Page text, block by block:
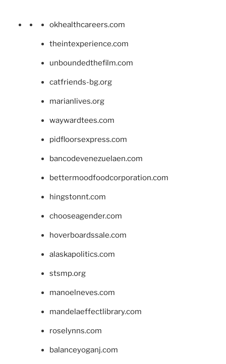
okhealthcareers.com
theintexperience.com
unboundedthefilm.com
catfriends-bg.org
marianlives.org
waywardtees.com
pidfloorsexpress.com
bancodevenezuelaen.com
bettermoodfoodcorporation.com
hingstonnt.com
chooseagender.com
hoverboardssale.com
alaskapolitics.com
stsmp.org
manoelneves.com
mandelaeffectlibrary.com
roselynns.com
balanceyoganj.com